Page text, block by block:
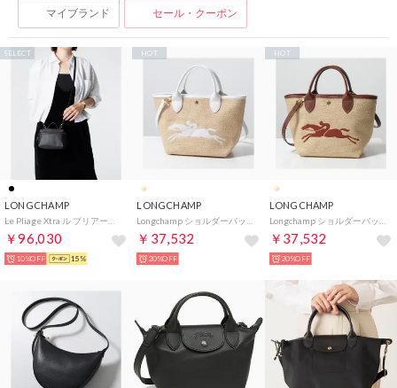
マイブランド セール・クーポン
LONGCHAMP
￥96,030
SELECT
10%OFF 15%
LONGCHAMP
￥37,532
HOT
20%OFF
LONGCHAMP
￥37,532
HOT
20%OFF